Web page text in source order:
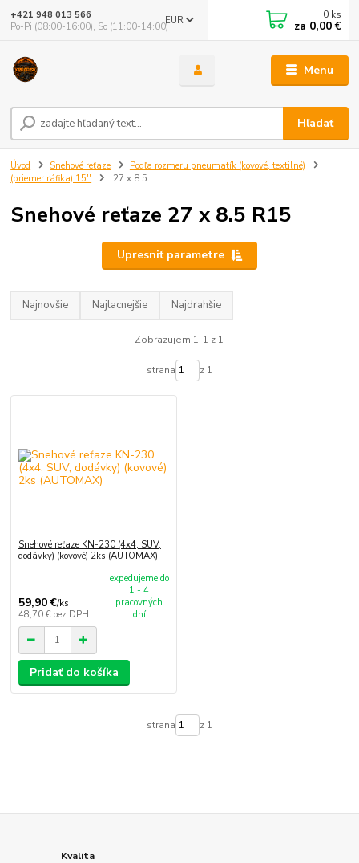
Menu
EUR
Hľadať
+421 948 013 566
Po-Pi (08:00-16:00), So (11:00-14:00)
0 ks
za 0,00 €
Úvod Snehové reťaze
Podľa rozmeru pneumatík (kovové, textilné)
(priemer ráfika) 15''
27 x 8.5
Snehové reťaze 27 x 8.5 R15
Upresniť parametre
Najnovšie Najlacnejšie Najdrahšie
Zobrazujem 1-1 z 1
strana z 1
Snehové reťaze KN-230 (4x4, SUV,
dodávky) (kovové) 2ks (AUTOMAX)
59,90 €/ks
48,70 € bez DPH
expedujeme do
1 - 4
pracovných
dní
Pridať do košíka
strana z 1
Kvalita